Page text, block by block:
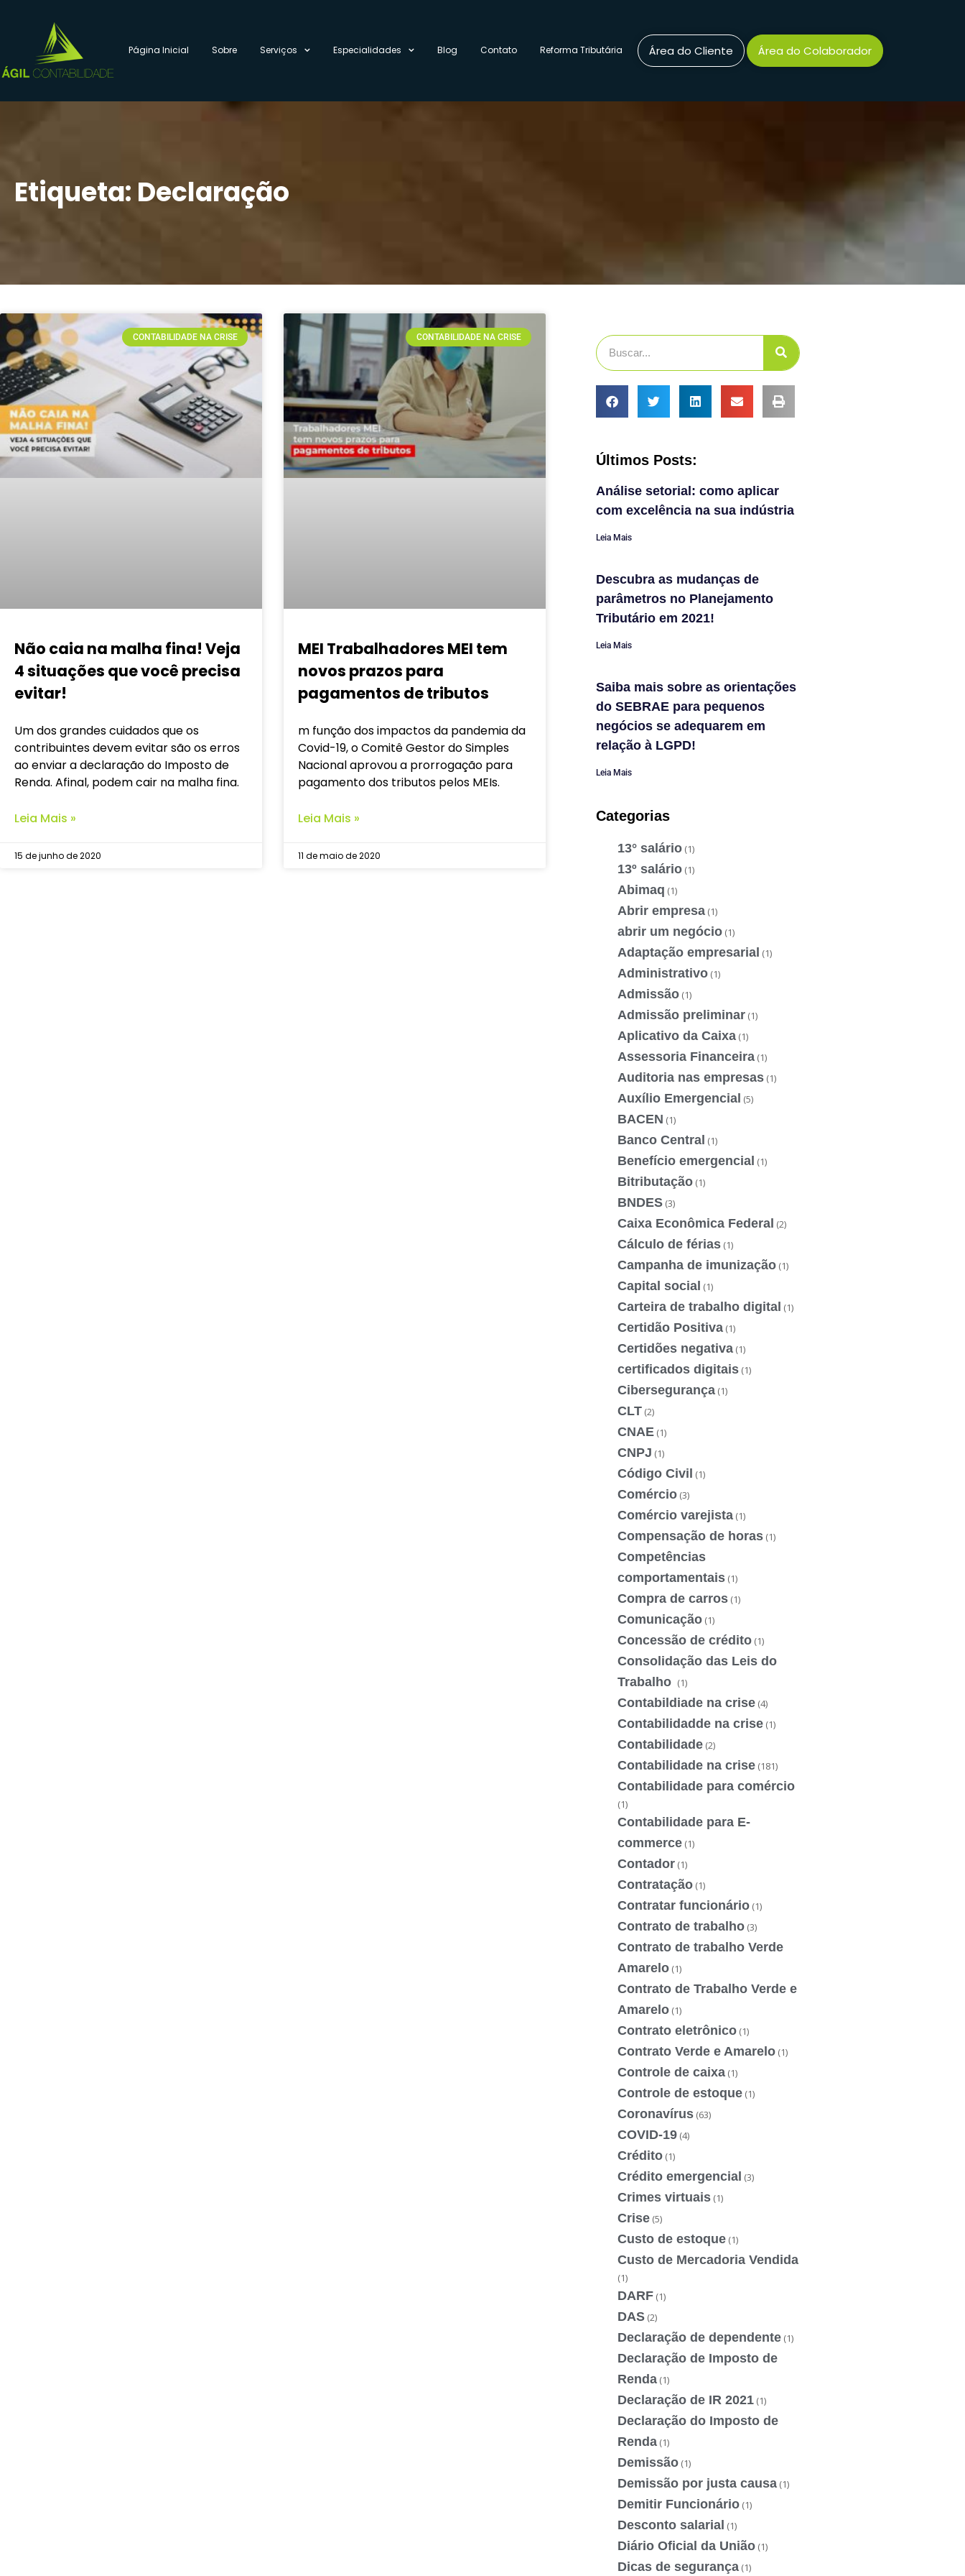
Página Inicial Sobre Serviços Especialidades Blog Contato Reforma Tributária Área do Cliente Área do Colaborador
Etiqueta: Declaração
CONTABILIDADE NA CRISE
Não caia na malha fina! Veja
4 situações que você precisa
evitar!
Um dos grandes cuidados que os
contribuintes devem evitar são os erros
ao enviar a declaração do Imposto de
Renda. Afinal, podem cair na malha fina.
Leia Mais »
15 de junho de 2020
CONTABILIDADE NA CRISE
MEI Trabalhadores MEI tem
novos prazos para
pagamentos de tributos
m função dos impactos da pandemia da
Covid-19, o Comitê Gestor do Simples
Nacional aprovou a prorrogação para
pagamento dos tributos pelos MEIs.
Leia Mais »
11 de maio de 2020
Últimos Posts:
Análise setorial: como aplicar
com excelência na sua indústria
Leia Mais
Descubra as mudanças de
parâmetros no Planejamento
Tributário em 2021!
Leia Mais
Saiba mais sobre as orientações
do SEBRAE para pequenos
negócios se adequarem em
relação à LGPD!
Leia Mais
Categorias
13° salário (1)
13º salário (1)
Abimaq (1)
Abrir empresa (1)
abrir um negócio (1)
Adaptação empresarial (1)
Administrativo (1)
Admissão (1)
Admissão preliminar (1)
Aplicativo da Caixa (1)
Assessoria Financeira (1)
Auditoria nas empresas (1)
Auxílio Emergencial (5)
BACEN (1)
Banco Central (1)
Benefício emergencial (1)
Bitributação (1)
BNDES (3)
Caixa Econômica Federal (2)
Cálculo de férias (1)
Campanha de imunização (1)
Capital social (1)
Carteira de trabalho digital (1)
Certidão Positiva (1)
Certidões negativa (1)
certificados digitais (1)
Cibersegurança (1)
CLT (2)
CNAE (1)
CNPJ (1)
Código Civil (1)
Comércio (3)
Comércio varejista (1)
Compensação de horas (1)
Competências
comportamentais (1)
Compra de carros (1)
Comunicação (1)
Concessão de crédito (1)
Consolidação das Leis do
Trabalho (1)
Contabildiade na crise (4)
Contabilidadde na crise (1)
Contabilidade (2)
Contabilidade na crise (181)
Contabilidade para comércio
(1)
Contabilidade para E-
commerce (1)
Contador (1)
Contratação (1)
Contratar funcionário (1)
Contrato de trabalho (3)
Contrato de trabalho Verde
Amarelo (1)
Contrato de Trabalho Verde e
Amarelo (1)
Contrato eletrônico (1)
Contrato Verde e Amarelo (1)
Controle de caixa (1)
Controle de estoque (1)
Coronavírus (63)
COVID-19 (4)
Crédito (1)
Crédito emergencial (3)
Crimes virtuais (1)
Crise (5)
Custo de estoque (1)
Custo de Mercadoria Vendida
(1)
DARF (1)
DAS (2)
Declaração de dependente (1)
Declaração de Imposto de
Renda (1)
Declaração de IR 2021 (1)
Declaração do Imposto de
Renda (1)
Demissão (1)
Demissão por justa causa (1)
Demitir Funcionário (1)
Desconto salarial (1)
Diário Oficial da União (1)
Dicas de segurança (1)